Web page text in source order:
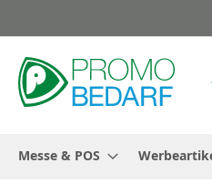
Inhalt
springen
Messe & POS